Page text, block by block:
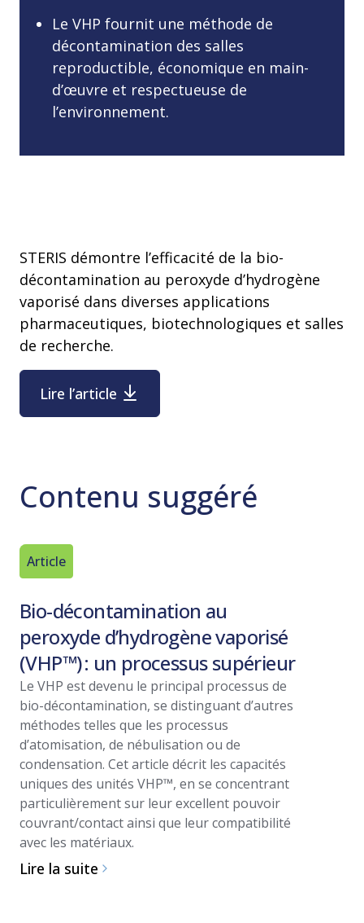
Le VHP fournit une méthode de
décontamination des salles
reproductible, économique en main-
d’œuvre et respectueuse de
l’environnement.
STERIS démontre l’efficacité de la bio-
décontamination au peroxyde d’hydrogène
vaporisé dans diverses applications
pharmaceutiques, biotechnologiques et salles
de recherche.
Lire l’article
Contenu suggéré
Article
Bio-décontamination au
peroxyde d’hydrogène vaporisé
(VHP™) : un processus supérieur
Le VHP est devenu le principal processus de
bio-décontamination, se distinguant d’autres
méthodes telles que les processus
d’atomisation, de nébulisation ou de
condensation. Cet article décrit les capacités
uniques des unités VHP™, en se concentrant
particulièrement sur leur excellent pouvoir
couvrant/contact ainsi que leur compatibilité
avec les matériaux.
Lire la suite